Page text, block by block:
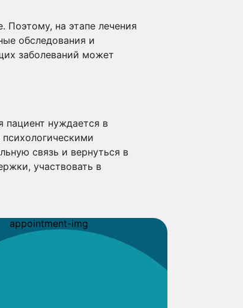
Поэтому, на этапе лечения
обследования и
заболеваний может
пациент нуждается в
связь и вернуться в
участвовать в